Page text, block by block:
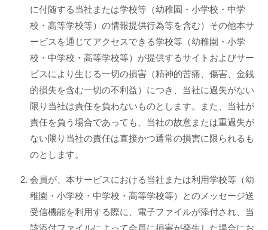
に付随する当社または学校等（幼稚園・小学校・中学
校・高等学校等）の情報提供行為等を含む）その他本サ
ービスを通じてアクセスできる学校等（幼稚園・小学
校・中学校・高等学校等）が提供するサイトおよびサー
ビスにより生じる一切の損害（精神的苦痛、傷害、金銭
的損失を含む一切の不利益）につき、当社に過失がない
限り当社は責任を負わないものとします。また、当社が
責任を負う場合であっても、当社の故意または重過失が
ない限り当社の責任は直接かつ通常の損害に限られるも
のとします。
会員が、本サービスにおける当社または利用学校等（幼
稚園・小学校・中学校・高等学校等）とのメッセージ送
受信機能を利用する際に、電子ファイルが添付され、当
該添付ファイルによって会員に損害が発生した場合にお